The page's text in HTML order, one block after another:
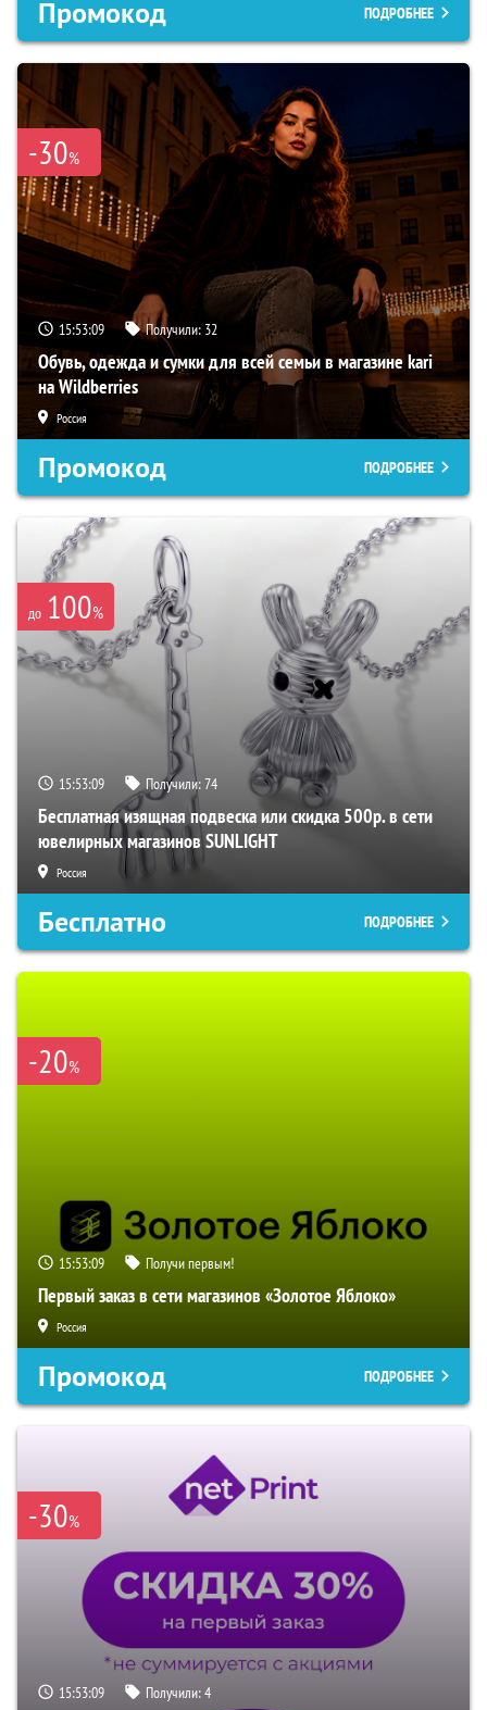
Промокод ПОДРОБНЕЕ
-30%
15:53:08 Получили: 32
Обувь, одежда и сумки для всей семьи в магазине kari
на Wildberries
Россия
Промокод ПОДРОБНЕЕ
до 100%
15:53:08 Получили:74
Бесплатная изящная подвеска или скидка 500р. в сети
ювелирных магазинов SUNLIGHT
Россия
Бесплатно ПОДРОБНЕЕ
-20%
15:53:08 Получи первым!
Первый заказ в сети магазинов «Золотое Яблоко»
Россия
Промокод ПОДРОБНЕЕ
-30%
15:53:08 Получили:4